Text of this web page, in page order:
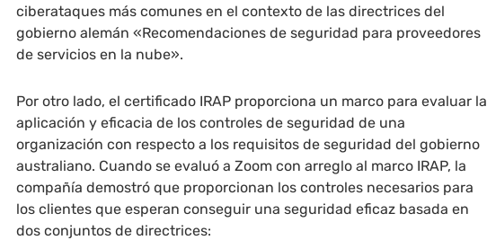
ciberataques más comunes en el contexto de las directrices del
gobierno alemán «Recomendaciones de seguridad para proveedores
de servicios en la nube».
Por otro lado, el certificado IRAP proporciona un marco para evaluar la
aplicación y eficacia de los controles de seguridad de una
organización con respecto a los requisitos de seguridad del gobierno
australiano. Cuando se evaluó a Zoom con arreglo al marco IRAP, la
compañía demostró que proporcionan los controles necesarios para
los clientes que esperan conseguir una seguridad eficaz basada en
dos conjuntos de directrices: